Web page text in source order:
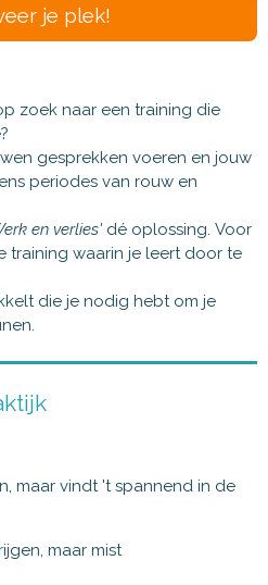
je plek!
zoek naar een training die
gesprekken voeren en jouw
periodes van rouw en
en verlies' dé oplossing. Voor
training waarin je leert door te
die je nodig hebt om je
maar vindt 't spannend in de
maar mist